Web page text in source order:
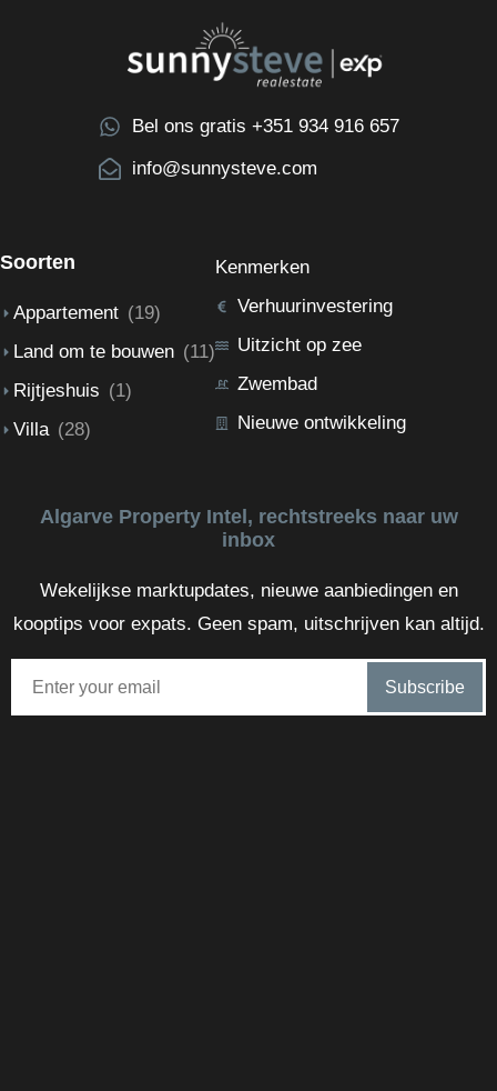
Bel ons gratis +351 934 916 657
info@sunnysteve.com
Soorten
Appartement (19)
Land om te bouwen (11)
Rijtjeshuis (1)
Villa (28)
Kenmerken
Verhuurinvestering
Uitzicht op zee
Zwembad
Nieuwe ontwikkeling
Algarve Property Intel, rechtstreeks naar uw
inbox
Wekelijkse marktupdates, nieuwe aanbiedingen en
kooptips voor expats. Geen spam, uitschrijven kan altijd.